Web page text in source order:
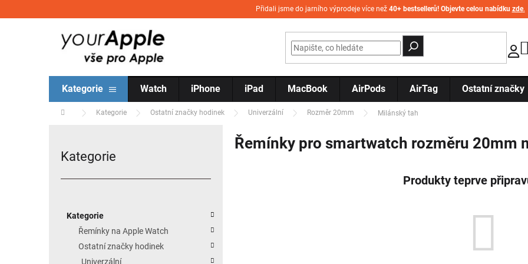
Přidali jsme do jarního výprodeje více než 40+ bestsellerů! Objevte celou nabídku zde.
Kategorie Watch iPhone iPad MacBook AirPods AirTag Ostatní značky
Domů Kategorie Ostatní značky hodinek Univerzální Rozměr 20mm Milánský tah
Přeskočit kategorie
Kategorie
Kategorie
Řemínky na Apple Watch
Ostatní značky hodinek
Univerzální
Řemínky pro smartwatch rozměru 20mm
Produkty teprve